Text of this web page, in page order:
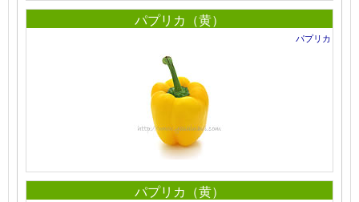
パプリカ（黄）
パプリカ
パプリカ（黄）